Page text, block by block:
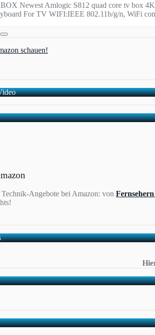
Newest Amlogic S812 quad core tv box
For TV WIFI:IEEE 802.11b/g/n, WiFi
Angebote bei Amazon: von